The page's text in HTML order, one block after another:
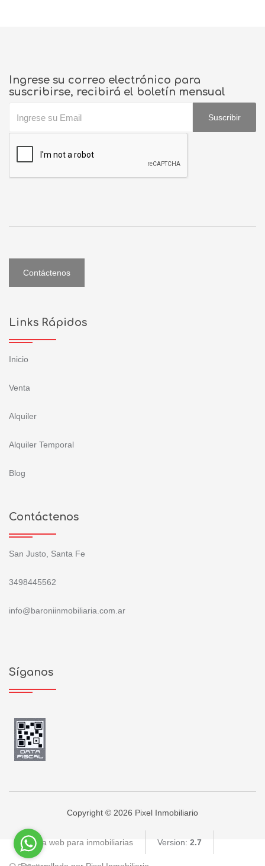
Ingrese su correo electrónico para
suscribirse, recibirá el boletín mensual
Suscribir
Contáctenos
Links Rápidos
Inicio
Venta
Alquiler
Alquiler Temporal
Blog
Contáctenos
San Justo, Santa Fe
3498445562
info@baroniinmobiliaria.com.ar
Síganos
Copyright © 2026 Pixel Inmobiliario
Página web para inmobiliarias Version: 2.7